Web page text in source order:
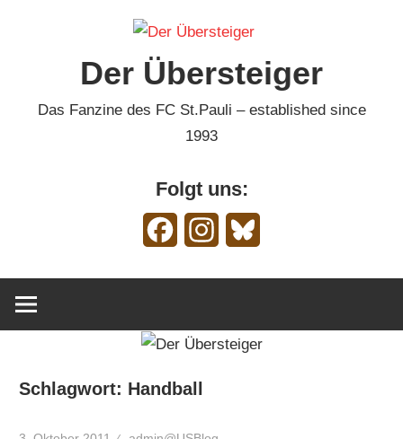
Der Übersteiger
Das Fanzine des FC St.Pauli – established since
1993
Folgt uns:
FacebookInstagram
Schlagwort: Handball